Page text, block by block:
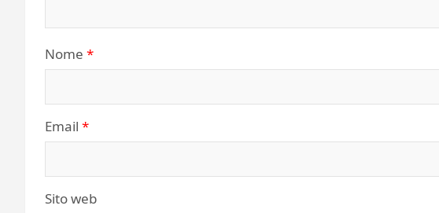
Nome *
Email *
Sito web